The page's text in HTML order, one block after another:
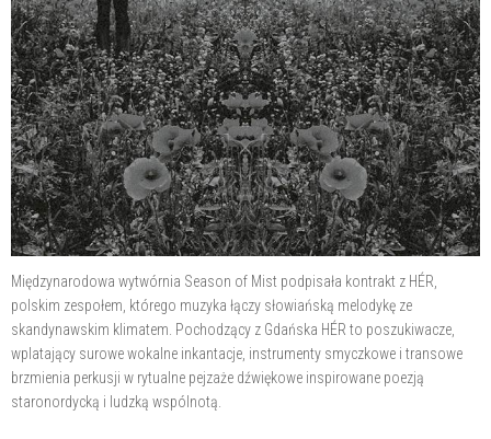
Międzynarodowa wytwórnia Season of Mist podpisała kontrakt z HÉR,
polskim zespołem, którego muzyka łączy słowiańską melodykę ze
skandynawskim klimatem. Pochodzący z Gdańska HÉR to poszukiwacze,
wplatający surowe wokalne inkantacje, instrumenty smyczkowe i transowe
brzmienia perkusji w rytualne pejzaże dźwiękowe inspirowane poezją
staronordycką i ludzką wspólnotą.